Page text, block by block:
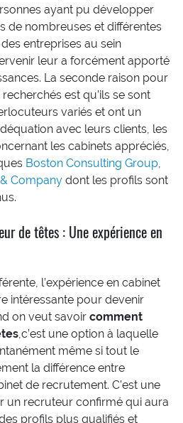
ayant pu développer
de nombreuses et différentes
entreprises au sein
leur a forcément apporté
La seconde raison pour
est qu’ils se sont
variés et ont un
avec leurs clients, les
les cabinets appréciés,
Boston Consulting Group,
Company dont les profils sont
de têtes : Une expérience en
l’expérience en cabinet
intéressante pour devenir
on veut savoir comment
,c’est une option à laquelle
même si tout le
la différence entre
de recrutement. C’est une
un recruteur confirmé qui aura
profils plus qualifiés et